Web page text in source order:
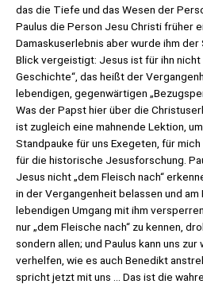
das die Tiefe und das Wesen der
Paulus die Person Jesu Christi früher
Damaskuserlebnis aber wurde ihm
Blick vergeistigt: Jesus ist für ihn nicht
Geschichte“, das heißt der
lebendigen, gegenwärtigen
Was der Papst hier über die
ist zugleich eine mahnende Lektion,
Standpauke für uns Exegeten, für
für die historische Jesusforschung.
Jesus nicht „dem Fleisch nach“
in der Vergangenheit belassen und am
lebendigen Umgang mit ihm
nur „dem Fleische nach“ zu kennen,
sondern allen; und Paulus kann uns
verhelfen, wie es auch Benedikt
spricht jetzt mit uns … Das ist die